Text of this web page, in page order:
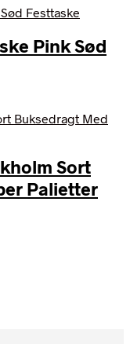
Pink Sød
Sort
Palietter